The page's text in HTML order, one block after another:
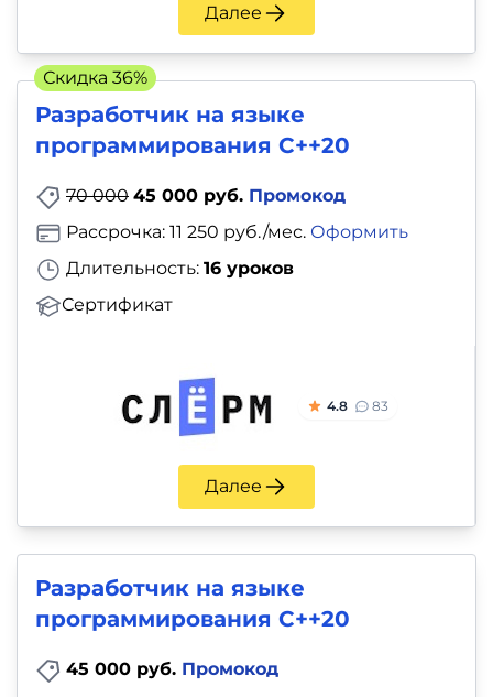
Далее
Разработчик на языке
программирования С++20
70 000 45 000 руб. Промокод
Длительность: 16 уроков
Сертификат
Рассрочка: 11 250 руб./мес. Оформить
4.8 83
Далее
Скидка 36%
Разработчик на языке
программирования С++20
45 000 руб. Промокод